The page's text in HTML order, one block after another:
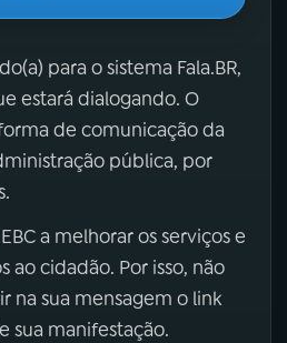
para o sistema Fala.BR,
estará dialogando. O
de comunicação da
pública, por
a melhorar os serviços e
ao cidadão. Por isso, não
na sua mensagem o link
sua manifestação.